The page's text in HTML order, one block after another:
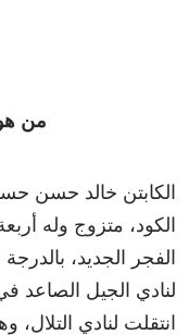
من هو
الكابتن خالد حسن
الكود، متزوج وله
الفجر الجديد، بالدرجة
لنادي الجيل الصاعد
انتقلت لنادي